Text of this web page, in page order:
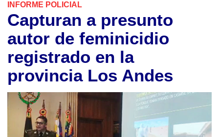
INFORME POLICIAL
Capturan a presunto
autor de feminicidio
registrado en la
provincia Los Andes